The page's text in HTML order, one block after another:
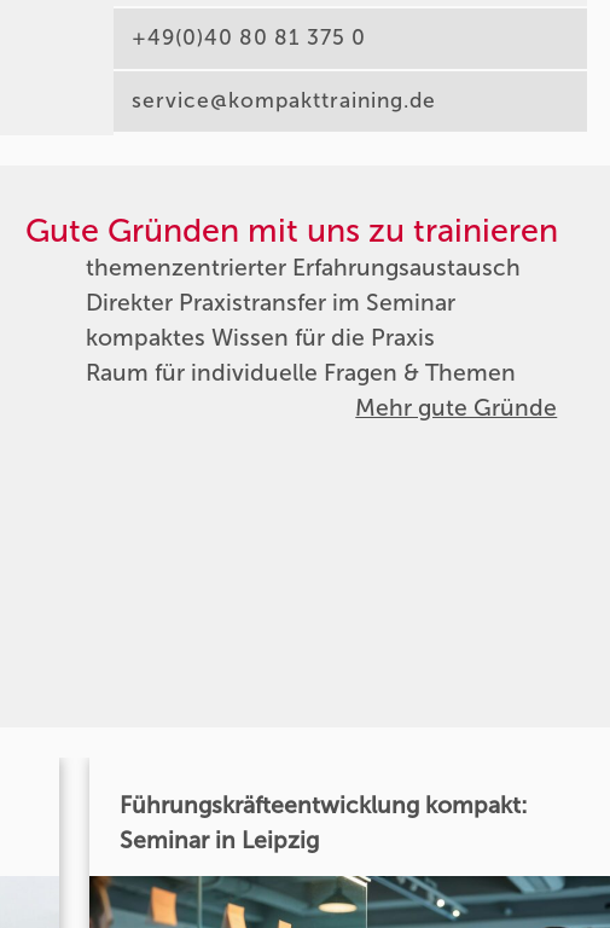
+49(0)40 80 81 375 0
service@kompakttraining.de
Gute Gründen mit uns zu trainieren
themenzentrierter Erfahrungsaustausch
Direkter Praxistransfer im Seminar
kompaktes Wissen für die Praxis
Raum für individuelle Fragen & Themen
Mehr gute Gründe
Führungskräfteentwicklung kompakt:
Seminar in Leipzig